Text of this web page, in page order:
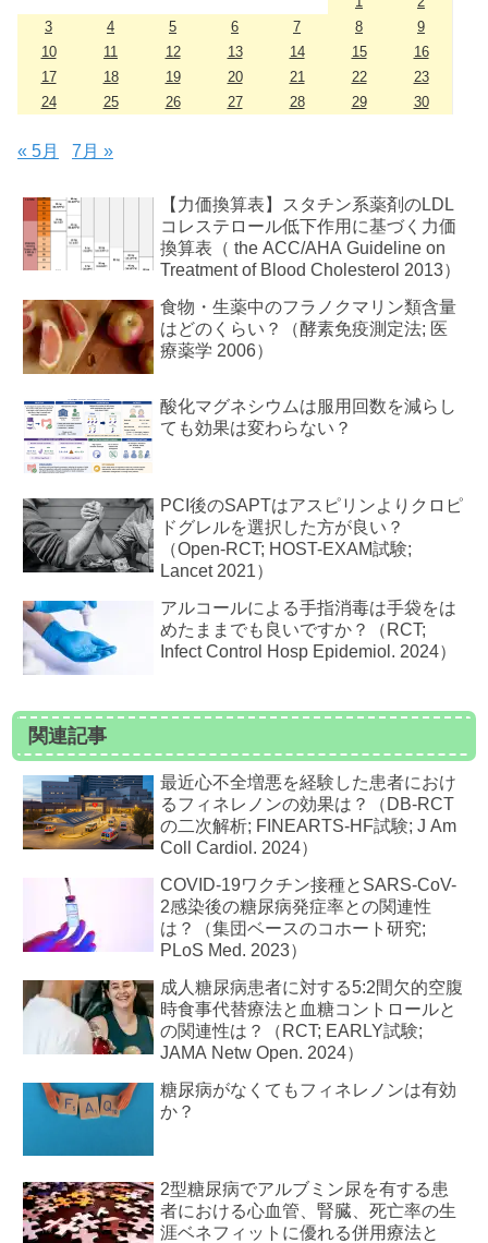
3
4 5 6 7 8
9
10
11 12 13 14 15
16
17
18 19 20 21 22
23
24
25 26 27 28 29 30
« 5月 7月 »
【力価換算表】スタチン系薬剤のLDL
コレステロール低下作用に基づく力価
換算表（ the ACC/AHA Guideline on
Treatment of Blood Cholesterol 2013）
食物・生薬中のフラノクマリン類含量
はどのくらい？（酵素免疫測定法; 医
療薬学 2006）
酸化マグネシウムは服用回数を減らし
ても効果は変わらない？
PCI後のSAPTはアスピリンよりクロピ
ドグレルを選択した方が良い？
（Open-RCT; HOST-EXAM試験;
Lancet 2021）
アルコールによる手指消毒は手袋をは
めたままでも良いですか？（RCT;
Infect Control Hosp Epidemiol. 2024）
関連記事
最近心不全増悪を経験した患者におけ
るフィネレノンの効果は？（DB-RCT
の二次解析; FINEARTS-HF試験; J Am
Coll Cardiol. 2024）
COVID-19ワクチン接種とSARS-CoV-
2感染後の糖尿病発症率との関連性
は？（集団ベースのコホート研究;
PLoS Med. 2023）
成人糖尿病患者に対する5:2間欠的空腹
時食事代替療法と血糖コントロールと
の関連性は？（RCT; EARLY試験;
JAMA Netw Open. 2024）
糖尿病がなくてもフィネレノンは有効
か？
2型糖尿病でアルブミン尿を有する患
者における心血管、腎臓、死亡率の生
涯ベネフィットに優れる併用療法と